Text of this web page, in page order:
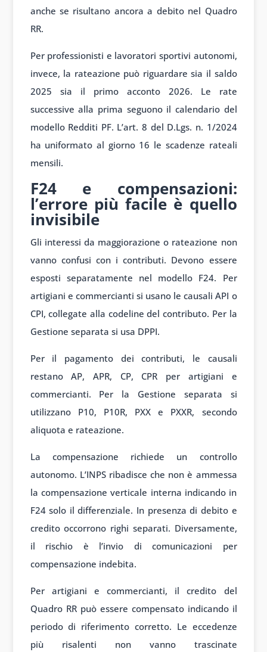
anche se risultano ancora a debito nel Quadro
RR.
Per professionisti e lavoratori sportivi autonomi,
invece, la rateazione può riguardare sia il saldo
2025 sia il primo acconto 2026. Le rate
successive alla prima seguono il calendario del
modello Redditi PF. L’art. 8 del D.Lgs. n. 1/2024
ha uniformato al giorno 16 le scadenze rateali
mensili.
F24 e compensazioni:
l’errore più facile è quello
invisibile
Gli interessi da maggiorazione o rateazione non
vanno confusi con i contributi. Devono essere
esposti separatamente nel modello F24. Per
artigiani e commercianti si usano le causali API o
CPI, collegate alla codeline del contributo. Per la
Gestione separata si usa DPPI.
Per il pagamento dei contributi, le causali
restano AP, APR, CP, CPR per artigiani e
commercianti. Per la Gestione separata si
utilizzano P10, P10R, PXX e PXXR, secondo
aliquota e rateazione.
La compensazione richiede un controllo
autonomo. L’INPS ribadisce che non è ammessa
la compensazione verticale interna indicando in
F24 solo il differenziale. In presenza di debito e
credito occorrono righi separati. Diversamente,
il rischio è l’invio di comunicazioni per
compensazione indebita.
Per artigiani e commercianti, il credito del
Quadro RR può essere compensato indicando il
periodo di riferimento corretto. Le eccedenze
più risalenti non vanno trascinate